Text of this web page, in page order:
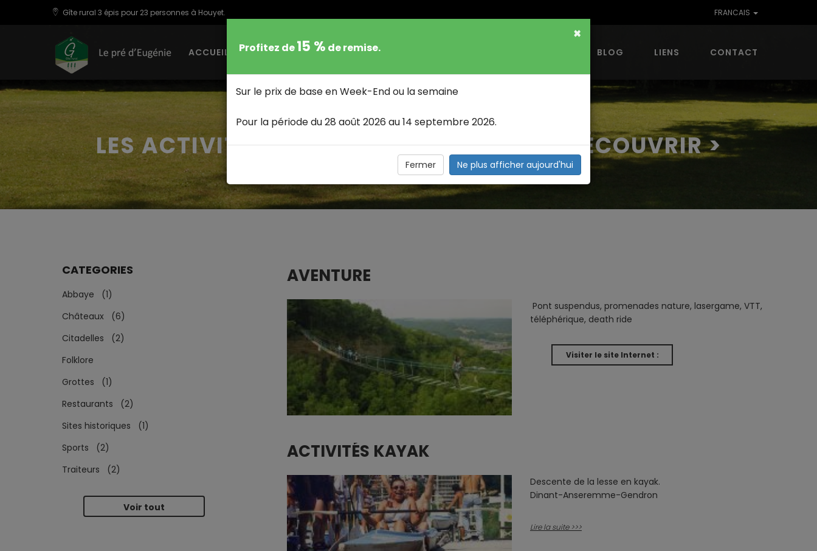
Gîte rural 3 épis pour 23 personnes à Houyet. FRANCAIS
ACCUEIL LE GÎTE DISPONIBILITÉS BLOG LIENS CONTACT
LES ACTIVITES - ATTRACTIONS SITES À DÉCOUVRIR >
Les activites - attractions Sites à Découvrir
AVENTURE
Pont suspendus, promenades nature, lasergame, VTT,
téléphérique, death ride
Visiter le site Internet :
ACTIVITÉS KAYAK
Descente de la lesse en kayak.
Dinant-Anseremme-Gendron
Lire la suite >>>
CATEGORIES
Abbaye (1)
Châteaux (6)
Citadelles (2)
Folklore
Grottes (1)
Restaurants (2)
Sites historiques (1)
Sports (2)
Traiteurs (2)
Voir tout
×
Profitez de15 % de remise.
Sur le prix de base en Week-End ou la semaine
Pour la période du 28 août 2026 au 14 septembre 2026.
Fermer Ne plus afficher aujourd'hui